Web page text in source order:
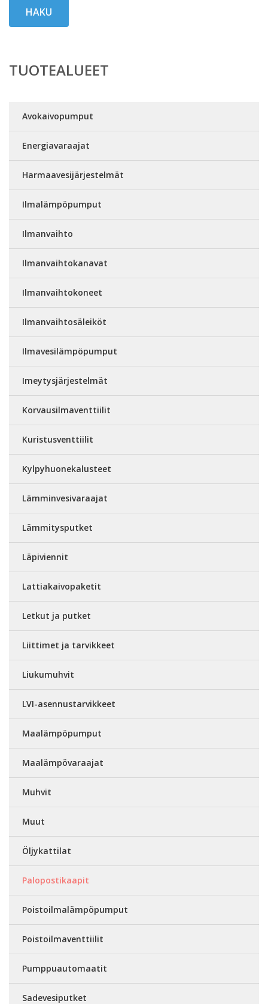
HAKU
TUOTEALUEET
Avokaivopumput
Energiavaraajat
Harmaavesijärjestelmät
Ilmalämpöpumput
Ilmanvaihto
Ilmanvaihtokanavat
Ilmanvaihtokoneet
Ilmanvaihtosäleiköt
Ilmavesilämpöpumput
Imeytysjärjestelmät
Korvausilmaventtiilit
Kuristusventtiilit
Kylpyhuonekalusteet
Lämminvesivaraajat
Lämmitysputket
Läpiviennit
Lattiakaivopaketit
Letkut ja putket
Liittimet ja tarvikkeet
Liukumuhvit
LVI-asennustarvikkeet
Maalämpöpumput
Maalämpövaraajat
Muhvit
Muut
Öljykattilat
Palopostikaapit
Poistoilmalämpöpumput
Poistoilmaventtiilit
Pumppuautomaatit
Sadevesiputket